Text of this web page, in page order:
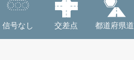
信号なし 交差点 都道府県道